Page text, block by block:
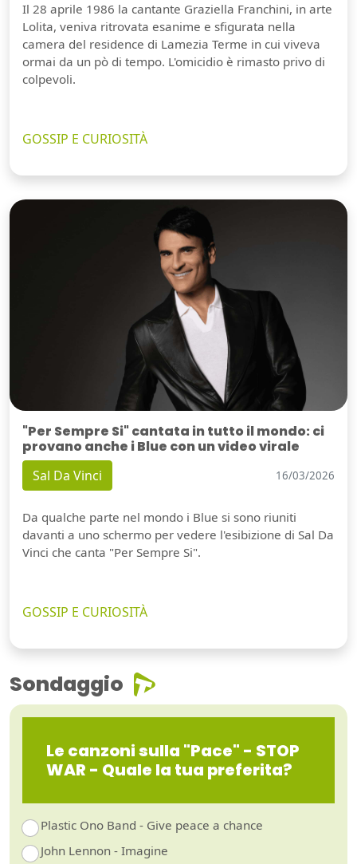
Il 28 aprile 1986 la cantante Graziella Franchini, in arte
Lolita, veniva ritrovata esanime e sfigurata nella
camera del residence di Lamezia Terme in cui viveva
ormai da un pò di tempo. L'omicidio è rimasto privo di
colpevoli.
GOSSIP E CURIOSITÀ
"Per Sempre Si" cantata in tutto il mondo: ci
provano anche i Blue con un video virale
Sal Da Vinci 16/03/2026
Da qualche parte nel mondo i Blue si sono riuniti
davanti a uno schermo per vedere l'esibizione di Sal Da
Vinci che canta "Per Sempre Si".
GOSSIP E CURIOSITÀ
Sondaggio
Le canzoni sulla "Pace" - STOP
WAR - Quale la tua preferita?
Plastic Ono Band - Give peace a chance
John Lennon - Imagine